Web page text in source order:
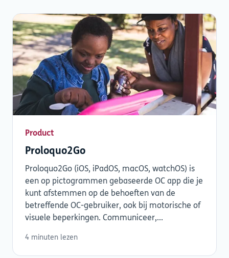
Product
Proloquo2Go
Proloquo2Go (iOS, iPadOS, macOS, watchOS) is
een op pictogrammen gebaseerde OC app die je
kunt afstemmen op de behoeften van de
betreffende OC-gebruiker, ook bij motorische of
visuele beperkingen. Communiceer,...
4 minuten lezen